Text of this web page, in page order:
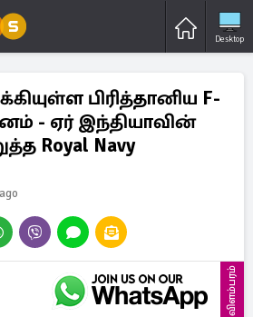
Desktop
பிரித்தானிய F-
- ஏர் இந்தியாவின்
Royal Navy
விளம்பரம்